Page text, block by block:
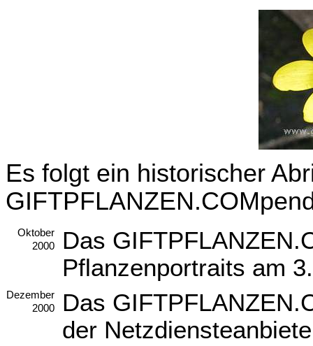
Es folgt ein historischer
Oktober
2000
Das
Pflanzenportraits am
Dezember
2000
Das
der